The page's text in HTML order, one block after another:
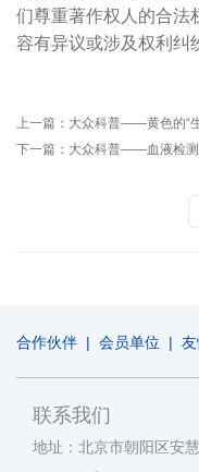
们尊重著作权人的合法
容有异议或涉及权利纠
上一篇： 大众科普——黄色的“
下一篇： 大众科普——血液检测
合作伙伴 | 会员单位 |
联系我们
地址：北京市朝阳区安